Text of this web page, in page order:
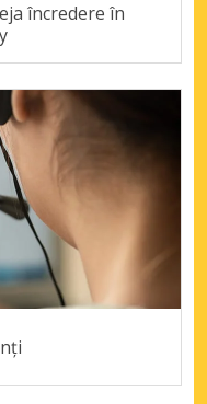
încredere în